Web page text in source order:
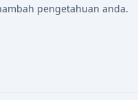
pengetahuan anda.